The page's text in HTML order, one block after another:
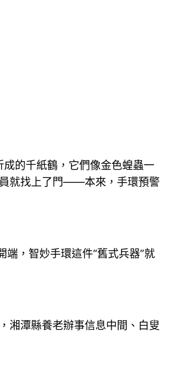
的千紙鶴，它們像金色蝗蟲一
員就找上了門——本來，手環預警
端，智妙手環這件“舊式兵器”就
湘潭縣養老辦事信息中間、白叟